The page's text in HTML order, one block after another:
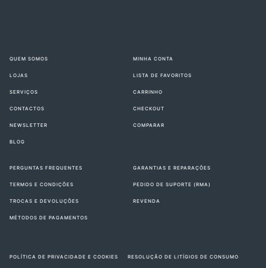
QUEM SOMOS
LOJAS
SERVIÇOS
CONTACTOS
NEWSLETTER
BLOG
MINHA CONTA
LISTA DE FAVORITOS
CARRINHO
CHECKOUT
COMPARAR
PERGUNTAS FREQUENTES
TERMOS E CONDIÇÕES
TROCAS E DEVOLUÇÕES
MÉTODOS DE PAGAMENTOS
GARANTIAS E REPARAÇÕES
PEDIDO DE SUPORTE (RMA)
REVENDA
POLÍTICA DE PRIVACIDADE E COOKIES RESOLUÇÃO DE LITÍGIOS DE CONSUMO